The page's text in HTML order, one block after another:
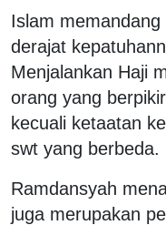
Islam
derajat
Menjalankan Haji
orang yang
kecuali ketaatan
swt yang berbeda.
Ramdansyah
juga merupakan